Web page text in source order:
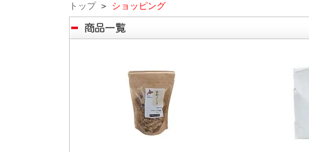
トップ ＞ ショッピング